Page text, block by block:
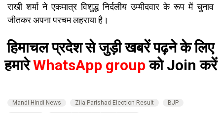
राखी शर्मा ने एकमात्र विशुद्ध निर्दलीय उम्मीदवार के रूप में चुनाव
जीतकर अपना परचम लहराया है।
हिमाचल प्रदेश से जुड़ी खबरें पढ़ने के लिए
हमारेWhatsApp groupको Join करें
Mandi Hindi News Zila Parishad Election Result
BJP